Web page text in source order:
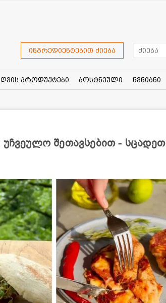
ინგრედიენტებით ძიება
პროდუქტები ბოსტნეული წვნიანი
უჩვეულო შეთავსებით - სცადეთ